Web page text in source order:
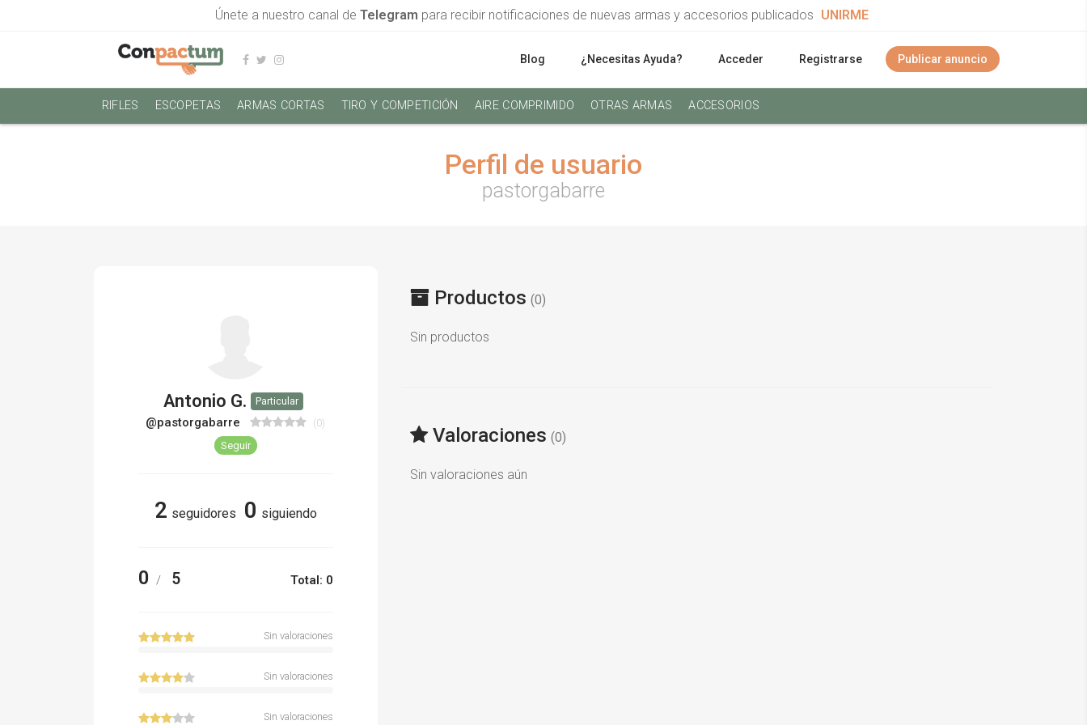
Únete a nuestro canal de Telegram para recibir notificaciones de nuevas armas y accesorios publicados UNIRME
Blog ¿Necesitas Ayuda? Acceder Registrarse Publicar anuncio
RIFLES ESCOPETAS ARMAS CORTAS TIRO Y COMPETICIÓN AIRE COMPRIMIDO OTRAS ARMAS ACCESORIOS
Perfil de usuario
pastorgabarre
Antonio G. Particular
@pastorgabarre (0)
Seguir
2 seguidores 0 siguiendo
0 / 5 Total: 0
Sin valoraciones
Sin valoraciones
Sin valoraciones
Productos (0)
Sin productos
Valoraciones (0)
Sin valoraciones aún